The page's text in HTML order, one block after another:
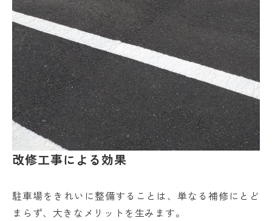
改修工事による効果
駐車場をきれいに整備することは、単なる補修にとど
まらず、大きなメリットを生みます。